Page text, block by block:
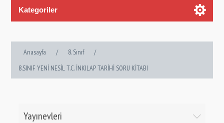
Kategoriler
Anasayfa / 8. Sınıf
/
8.SINIF YENİ NESİL T.C. İNKILAP TARİHİ SORU KİTABI
Yayınevleri